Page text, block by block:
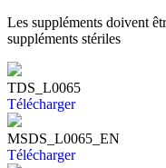
Les suppléments doivent
suppléments stériles
TDS_L0065
Télécharger
MSDS_L0065_EN
Télécharger